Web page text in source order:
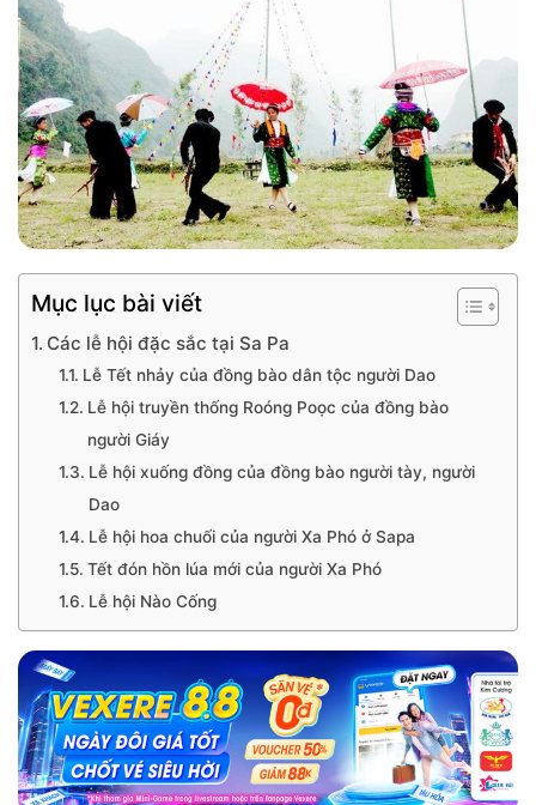
Mục lục bài viết
Các lễ hội đặc sắc tại Sa Pa
Lễ Tết nhảy của đồng bào dân tộc người Dao
Lễ hội truyền thống Roóng Poọc của đồng bào
người Giáy
Lễ hội xuống đồng của đồng bào người tày, người
Dao
Lễ hội hoa chuối của người Xa Phó ở Sapa
Tết đón hồn lúa mới của người Xa Phó
Lễ hội Nào Cống